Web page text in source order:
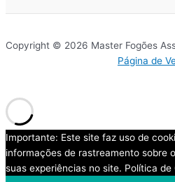
Copyright © 2026 Master Fogões
Página de
Importante: Este site faz uso de
informações de rastreamento sobre
suas experiências no site. Política de